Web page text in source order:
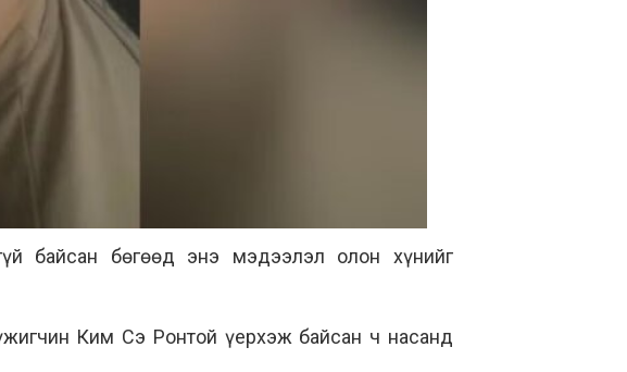
байсан бөгөөд энэ мэдээлэл олон хүнийг
Ким Сэ Ронтой үерхэж байсан ч насанд